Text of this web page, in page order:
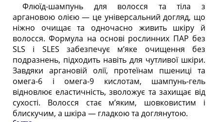
Флюїд-шампунь для волосся та тіла з
аргановою олією — це універсальний догляд, що
ніжно очищає та одночасно живить шкіру й
волосся. Формула на основі рослинних ПАР без
SLS і SLES забезпечує м’яке очищення без
подразнень, підходить навіть для чутливої шкіри.
Завдяки аргановій олії, протеїнам пшениці та
омега-6 і омега-9 кислотам, шампунь-гель
відновлює еластичність, зволожує та захищає від
сухості. Волосся стає м’яким, шовковистим і
блискучим, а шкіра — гладкою та доглянутою.